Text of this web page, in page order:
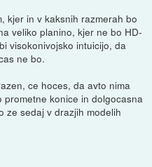
kjer in v kaksnih razmerah bo
veliko planino, kjer ne bo HD-
visokonivojsko intuicijo, da
ne bo.
ce hoces, da avto nima
konice in dolgocasna
ze sedaj v drazjih modelih